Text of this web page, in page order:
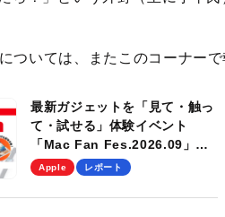
ついては、またこのコーナーで
最新ガジェットを「見て・触っ
て・試せる」体験イベント
「Mac Fan Fes.2026.09」
を、9月26日（土）に開催しま
Apple レポート